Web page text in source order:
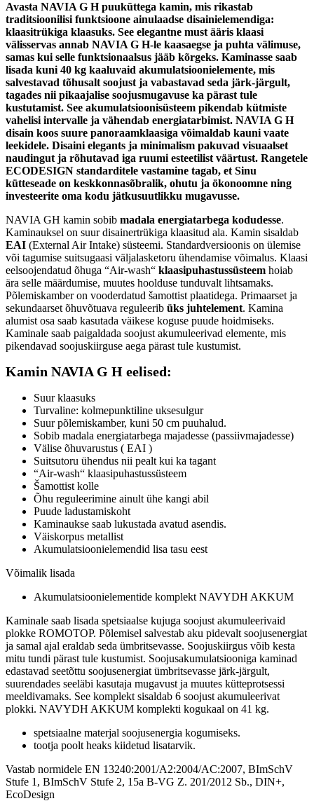
normidele:
2
Garantii:
2 aastat
VÄHEM INFOT
Avasta NAVIA G H puuküttega kamin, mis rikastab
traditsioonilisi funktsioone ainulaadse disainielemendiga:
klaasitrükiga klaasuks. See elegantne must ääris klaasi
välisservas annab NAVIA G H-le kaasaegse ja puhta välimuse,
samas kui selle funktsionaalsus jääb kõrgeks. Kaminasse saab
lisada kuni 40 kg kaaluvaid akumulatsioonielemente, mis
salvestavad tõhusalt soojust ja vabastavad seda järk-järgult,
tagades nii pikaajalise soojusmugavuse ka pärast tule
kustutamist. See akumulatsioonisüsteem pikendab kütmiste
vahelisi intervalle ja vähendab energiatarbimist. NAVIA G H
disain koos suure panoraamklaasiga võimaldab kauni vaate
leekidele. Disaini elegants ja minimalism pakuvad visuaalset
naudingut ja rõhutavad iga ruumi esteetilist väärtust. Rangetele
ECODESIGN standarditele vastamine tagab, et Sinu
kütteseade on keskkonnasõbralik, ohutu ja ökonoomne ning
investeerite oma kodu jätkusuutlikku mugavusse.
NAVIA GH kamin sobib madala energiatarbega kodudesse.
Kaminauksel on suur disainertrükiga klaasitud ala. Kamin sisaldab
EAI (External Air Intake) süsteemi. Standardversioonis on ülemise
või tagumise suitsugaasi väljalasketoru ühendamise võimalus. Klaasi
eelsoojendatud õhuga “Air-wash“ klaasipuhastussüsteem hoiab
ära selle määrdumise, muutes hoolduse tunduvalt lihtsamaks.
Põlemiskamber on vooderdatud šamottist plaatidega. Primaarset ja
sekundaarset õhuvõtuava reguleerib üks juhtelement. Kamina
alumist osa saab kasutada väikese koguse puude hoidmiseks.
Kaminale saab paigaldada soojust akumuleerivad elemente, mis
pikendavad soojuskiirguse aega pärast tule kustumist.
Kamin NAVIA G H eelised:
Suur klaasuks
Turvaline: kolmepunktiline uksesulgur
Suur põlemiskamber, kuni 50 cm puuhalud.
Sobib madala energiatarbega majadesse (passiivmajadesse)
Välise õhuvarustus ( EAI )
Suitsutoru ühendus nii pealt kui ka tagant
“Air-wash“ klaasipuhastussüsteem
Šamottist kolle
Õhu reguleerimine ainult ühe kangi abil
Puude ladustamiskoht
Kaminaukse saab lukustada avatud asendis.
Väiskorpus metallist
Akumulatsioonielemendid lisa tasu eest
Võimalik lisada
Akumulatsioonielementide komplekt NAVYDH AKKUM
Kaminale saab lisada spetsiaalse kujuga soojust akumuleerivaid
plokke ROMOTOP. Põlemisel salvestab aku pidevalt soojusenergiat
ja samal ajal eraldab seda ümbritsevasse. Soojuskiirgus võib kesta
mitu tundi pärast tule kustumist. Soojusakumulatsiooniga kaminad
edastavad seetõttu soojusenergiat ümbritsevasse järk-järgult,
suurendades seeläbi kasutaja mugavust ja muutes kütteprotsessi
meeldivamaks. See komplekt sisaldab 6 soojust akumuleerivat
plokki. NAVYDH AKKUM komplekti kogukaal on 41 kg.
spetsiaalne materjal soojusenergia kogumiseks.
tootja poolt heaks kiidetud lisatarvik.
Vastab normidele EN 13240:2001/A2:2004/AC:2007, BImSchV
Stufe 1, BImSchV Stufe 2, 15a B-VG Z. 201/2012 Sb., DIN+,
EcoDesign